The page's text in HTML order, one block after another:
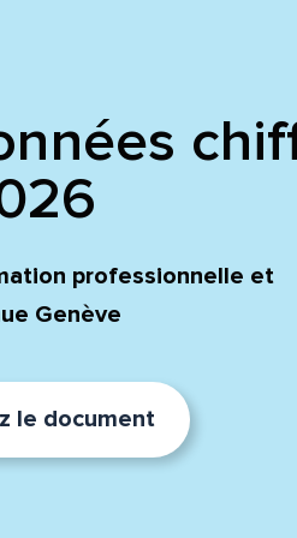
professionnelle et
Genève
le document